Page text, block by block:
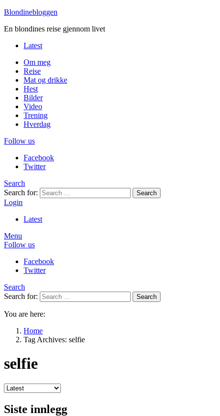
Blondinebloggen
En blondines reise gjennom livet
Latest
Om meg
Reise
Mat og drikke
Hest
Bilder
Video
Trening
Hverdag
Follow us
Facebook
Twitter
Search
Search for:
Search
Login
Latest
Menu
Follow us
Facebook
Twitter
Search
Search for:
Search
You are here:
Home
Tag Archives: selfie
selfie
Siste innlegg